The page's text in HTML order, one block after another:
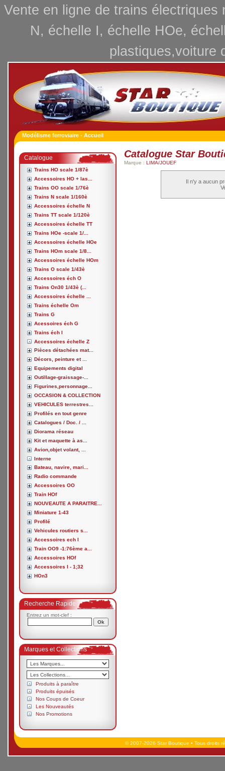
Vente en ligne de trains
N, échelle I, échelle HOe,
plastiques,voiture
Modélisme ferroviaire - Accueil
Catalogue
Trains HO scale 1/87è
Accessoires HO + las...
Trains OO scale 1/76è
Trains N scale 1/160è
Accessoires échelle N
Trains TT scale 1/120è
Accessoires échelle TT
Trains HOe -scale 1/...
Accessoires échelle HOe
Trains HOm scale 1/8...
Accessoires échelle HOm
Trains O scale 1/43è
Accessoires éch O
Trains On30 1/43è (...
Accessoires échelle ...
Trains échelle Om
Trains G
Acessoires éch G
Trains éch I
Accessoires échelle Z
Pièces détachées mat...
Décors, peinture et ...
Equipements digital
Outillage-graissage-...
Figurines,personnage...
OCCASION & COLLECTION
VEHICULES terrestres...
Profilés en tout genre
Catalogues / Doc. / ...
Diorama réseau
Kit et maquette à as...
Avion,objet volant, ...
Interne
Bateau, navire, mari...
Radio commande
Accessoires OO
Train HOf
NOUVEAUTE A PARAITRE...
Miniature 1-43
Profilé
Vehicules routiers s...
Accessoires ech I
Train OO9 -1:76ème a...
Accessoires HOf
Accessoires I - 1;32
HOn3
Recherche Rapide
Entrez un mot-clef :
Marques et Collections
Produits à paraître
Produits épuisés
Nos Coups de Coeur
Les Nouveautés
Nos Promotions
Catalogue Star
Marque : LIMA/JOUEF
Il n'y a aucun
© 2007-2026 Star Boutique • Tous droits